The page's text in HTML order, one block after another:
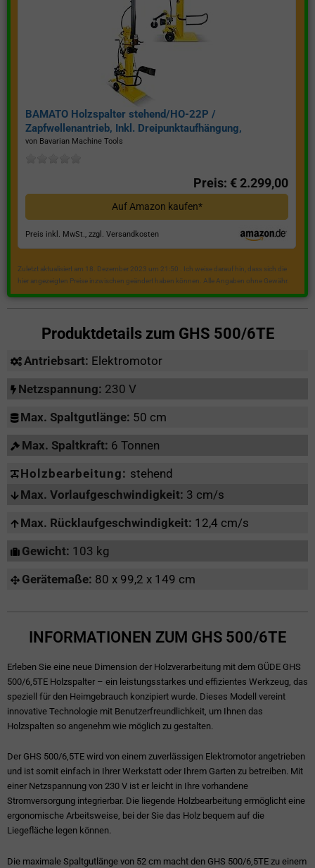
BAMATO Holzspalter stehend/HO-22P /
Zapfwellenantrieb, Inkl. Dreipunktaufhängung,
Spaltkraft 22 Tonnen*
von Bavarian Machine Tools
Preis: € 2.299,00
Auf Amazon kaufen*
Preis inkl. MwSt., zzgl. Versandkosten
Zuletzt aktualisiert am 18. Dezember 2023 um 21:50 . Ich weise darauf hin, dass sich die
hier angezeigten Preise inzwischen geändert haben können. Alle Angaben ohne Gewähr.
Produktdetails zum GHS 500/6TE
Antriebsart: Elektromotor
Netzspannung: 230 V
Max. Spaltgutlänge: 50 cm
Max. Spaltkraft: 6 Tonnen
Holzbearbeitung: stehend
Max. Vorlaufgeschwindigkeit: 3 cm/s
Max. Rücklaufgeschwindigkeit: 12,4 cm/s
Gewicht: 103 kg
Gerätemaße: 80 x 99,2 x 149 cm
INFORMATIONEN ZUM GHS 500/6TE
Erleben Sie eine neue Dimension der Holzverarbeitung mit dem GÜDE GHS
500/6,5TE Holzspalter – ein leistungsstarkes und effizientes Werkzeug, das
speziell für den Heimgebrauch konzipiert wurde. Dieses Modell vereint
innovative Technologie mit Benutzerfreundlichkeit, um Ihnen das
Holzspalten so angenehm wie möglich zu gestalten.
Der GHS 500/6,5TE wird von einem zuverlässigen Elektromotor angetrieben
und ist somit einfach in Ihrer Werkstatt oder Ihrem Garten zu betreiben. Mit
einer Netzspannung von 230 V ist er leicht in Ihre vorhandene
Stromversorgung integrierbar. Die liegende Holzbearbeitung ermöglicht eine
ergonomische Arbeitsweise, bei der Sie das Holz bequem auf die
Liegefläche legen können.
Die maximale Spaltgutlänge von 52 cm macht den GHS 500/6,5TE zu einem